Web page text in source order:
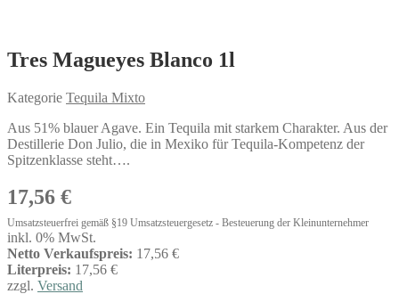
Tres Magueyes Blanco 1l
Kategorie Tequila Mixto
Aus 51% blauer Agave. Ein Tequila mit starkem Charakter. Aus der
Destillerie Don Julio, die in Mexiko für Tequila-Kompetenz der
Spitzenklasse steht….
17,56 €
Umsatzsteuerfrei gemäß §19 Umsatzsteuergesetz - Besteuerung der Kleinunternehmer
inkl. 0% MwSt.
Netto Verkaufspreis: 17,56 €
Literpreis: 17,56 €
zzgl. Versand